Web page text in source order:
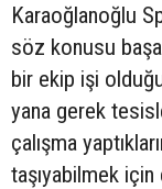
Karaoğlanoğlu
söz konusu
bir ekip işi
yana gerek
çalışma
taşıyabilmek için